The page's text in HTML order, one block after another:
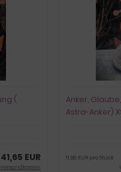
(
41,65 EUR
Versandkosten
Anker,
Astra-Anker)
11,90 EUR pro Stück